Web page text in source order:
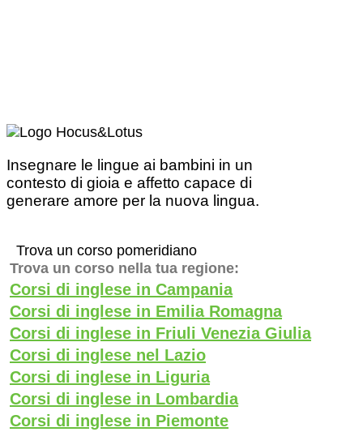
Insegnare le lingue ai bambini in un
contesto di gioia e affetto capace di
generare amore per la nuova lingua.
Trova un corso pomeridiano
Trova un corso nella tua regione:
Corsi di inglese in Campania
Corsi di inglese in Emilia Romagna
Corsi di inglese in Friuli Venezia Giulia
Corsi di inglese nel Lazio
Corsi di inglese in Liguria
Corsi di inglese in Lombardia
Corsi di inglese in Piemonte